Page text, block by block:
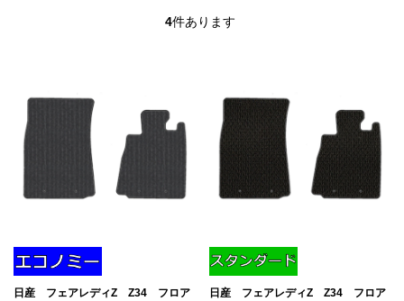
4件あります
日産 フェアレディZ Z34 フロア
日産 フェアレディZ Z34 フロア